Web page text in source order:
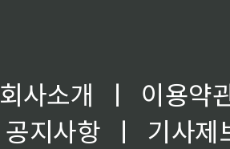
회사소개 ㅣ
이용약
공지사항
ㅣ
기사제